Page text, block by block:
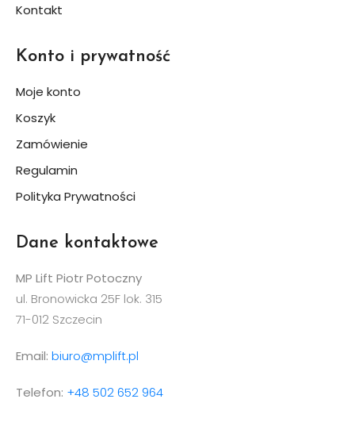
Kontakt
Konto i prywatność
Moje konto
Koszyk
Zamówienie
Regulamin
Polityka Prywatności
Dane kontaktowe
MP Lift Piotr Potoczny
ul. Bronowicka 25F lok. 315
71-012 Szczecin
Email: biuro@mplift.pl
Telefon: +48 502 652 964